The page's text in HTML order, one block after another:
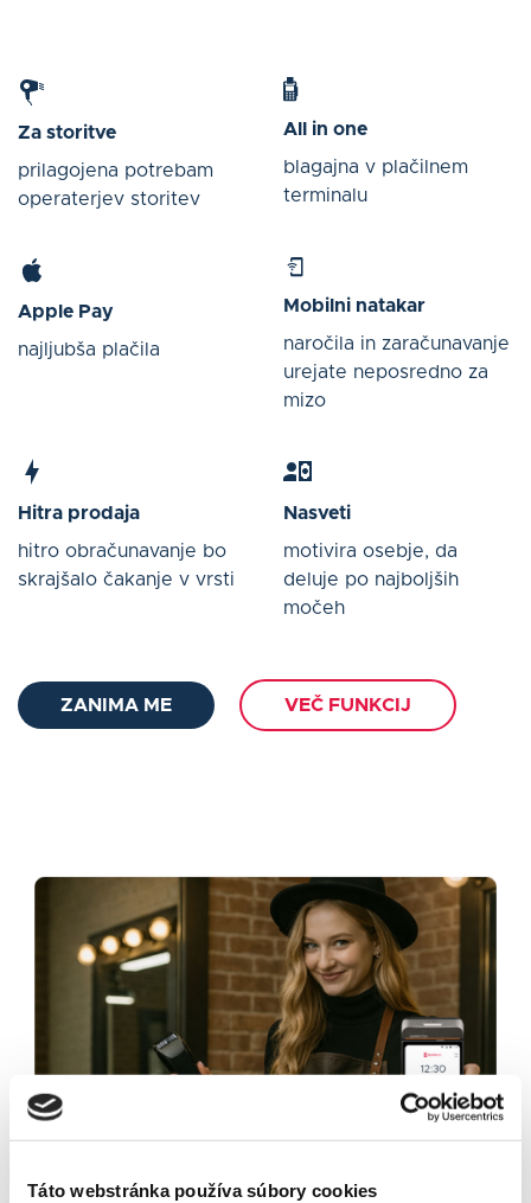
Táto webstránka používa súbory cookies
Za storitve
prilagojena potrebam
operaterjev storitev
All in one
blagajna v plačilnem
terminalu
Apple Pay
najljubša plačila
Mobilni natakar
naročila in zaračunavanje
urejate neposredno za
mizo
Hitra prodaja
hitro obračunavanje bo
skrajšalo čakanje v vrsti
Nasveti
motivira osebje, da
deluje po najboljših
močeh
ZANIMA ME VEČ FUNKCIJ